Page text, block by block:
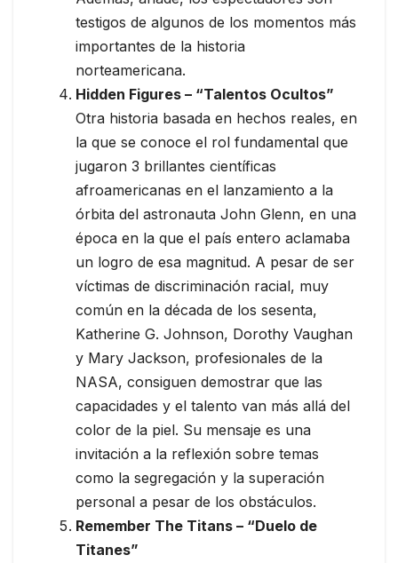
testigos de algunos de los momentos más
importantes de la historia
norteamericana.
Hidden Figures – “Talentos Ocultos”
Otra historia basada en hechos reales, en
la que se conoce el rol fundamental que
jugaron 3 brillantes científicas
afroamericanas en el lanzamiento a la
órbita del astronauta John Glenn, en una
época en la que el país entero aclamaba
un logro de esa magnitud. A pesar de ser
víctimas de discriminación racial, muy
común en la década de los sesenta,
Katherine G. Johnson, Dorothy Vaughan
y Mary Jackson, profesionales de la
NASA, consiguen demostrar que las
capacidades y el talento van más allá del
color de la piel. Su mensaje es una
invitación a la reflexión sobre temas
como la segregación y la superación
personal a pesar de los obstáculos.
Remember The Titans – “Duelo de
Titanes”